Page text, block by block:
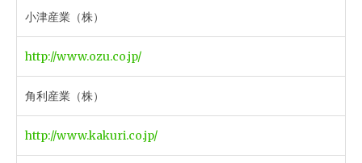
小津産業（株）
http://www.ozu.co.jp/
角利産業（株）
http://www.kakuri.co.jp/